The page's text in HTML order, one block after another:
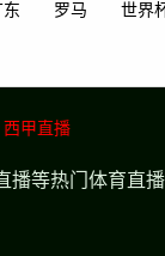
东 罗马 世界
西甲直播
等热门体育直